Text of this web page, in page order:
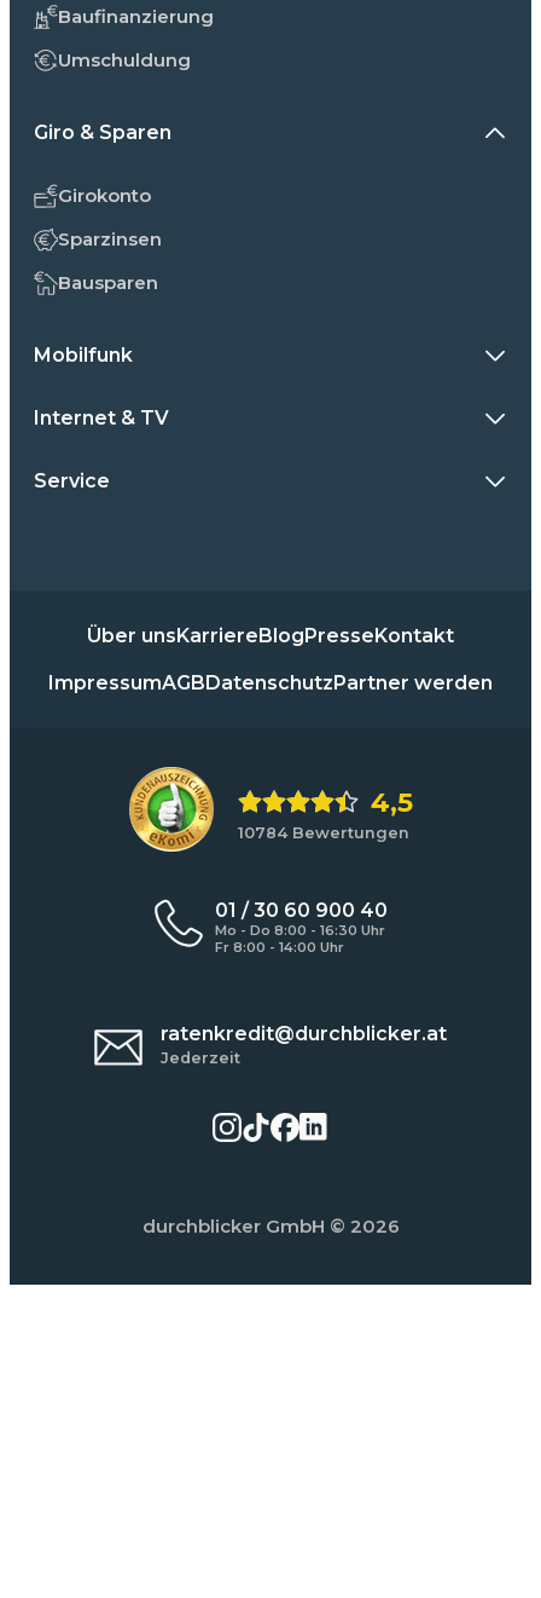
Baufinanzierung
Umschuldung
Giro & Sparen
Girokonto
Sparzinsen
Bausparen
Mobilfunk
Internet & TV
Service
Über unsKarriereBlogPresseKontakt
ImpressumAGBDatenschutzPartner werden
4,5
10784 Bewertungen
01 / 30 60 900 40
Mo - Do 8:00 - 16:30 Uhr
Fr 8:00 - 14:00 Uhr
ratenkredit@durchblicker.at
Jederzeit
durchblicker GmbH © 2026